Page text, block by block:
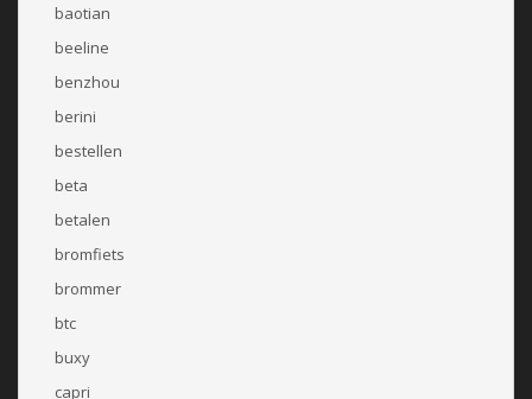
baotian
beeline
benzhou
berini
bestellen
beta
betalen
bromfiets
brommer
btc
buxy
capri